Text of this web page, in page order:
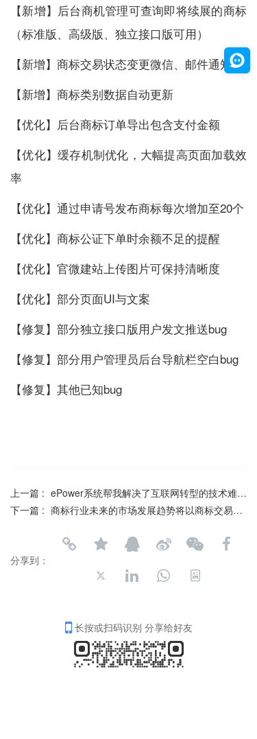
【新增】后台商机管理可查询即将续展的商标
（标准版、高级版、独立接口版可用）
【新增】商标交易状态变更微信、邮件通知
【新增】商标类别数据自动更新
【优化】后台商标订单导出包含支付金额
【优化】缓存机制优化，大幅提高页面加载效
率
【优化】通过申请号发布商标每次增加至20个
【优化】商标公证下单时余额不足的提醒
【优化】 官微建站上传图片可保持清晰度
【优化】部分页面UI与文案
【修复】部分独立接口版用户发文推送bug
【修复】部分用户管理员后台导航栏空白bug
【修复】其他已知bug
上一篇 : ePower系统帮我解决了互联网转型的技术难题！
下一篇 : 商标行业未来的市场发展趋势将以商标交易为主！
分享到：
长按或扫码识别 分享给好友